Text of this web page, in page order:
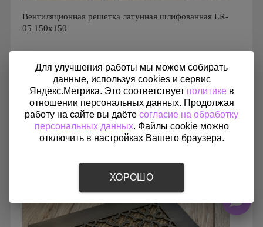
Вентиляционная решетка латунная шлифованная LR-
05 150х150
Производитель: FoZa
Страна производства: Россия.
Размеры: 150х150
Материал: Латунь шлифованная
Для улучшения работы мы можем собирать
данные, используя cookies и сервис
Яндекс.Метрика. Это соответствует политикев
отношении персональных данных. Продолжая
работу на сайте вы даёте согласие на обработку
персональных данных. Файлы cookie можно
отключить в настройках Вашего браузера.
ХОРОШО